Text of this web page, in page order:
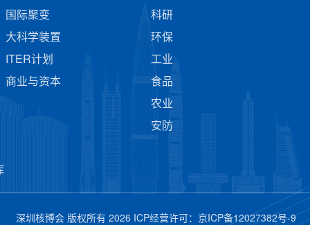
国际聚变
大科学装置
ITER计划
商业与资本
科研
环保
工业
食品
农业
安防
深圳核博会 版权所有 2026 ICP经营许可： 京ICP备12027382号-9